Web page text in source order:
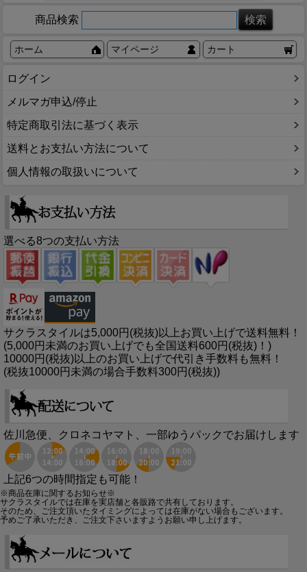
商品検索
ホーム マイページ カート
ログイン
メルマガ申込/停止
特定商取引法に基づく表示
送料とお支払い方法について
個人情報の取扱いについて
選べる8つの支払い方法
サクラスタイルは5,000円(税抜)以上お買い上げで送料無料！
(5,000円未満のお買い上げでも全国送料600円(税抜)！)
10000円(税抜)以上のお買い上げで代引き手数料も無料！
(税抜10000円未満の場合手数料300円(税抜))
佐川急便、クロネコヤマト、一部ゆうパックでお届けします
上記6つの時間指定も可能！
※商品在庫に関するお知らせ※
サクラスタイルでは在庫を実店舗と各販路で共有しております。
そのため、ご注文頂いたタイミングによっては在庫がない場合もございます。
予めご了承いただき、ご注文下さいますようお願い申し上げます。